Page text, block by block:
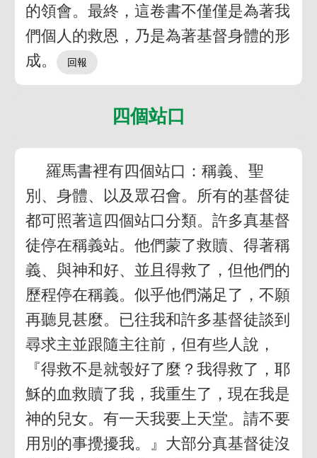
的領會。最終，這卷書不僅僅是為著我
們個人的救恩，乃是為著基督身體的形
成。
四個站口
羅馬書裡有四個站口：稱義、聖
別、身體、以及眾召會。所有的基督徒
都可照著這四個站口分類。許多真基督
徒停在稱義站。他們蒙了救贖、得著稱
義、與神和好、並且得救了，但他們的
歷程停在稱義。似乎他們滿足了，不願
再聽見甚麼。已往我和許多基督徒談到
尋求主並跟隨主往前，但有些人說，
『得救不是就彀好了麼？我得救了，耶
穌的血救贖了我，我重生了，現在我是
神的兒女。有一天我要上天堂。請不要
用別的事攪擾我。』大部分真基督徒沒